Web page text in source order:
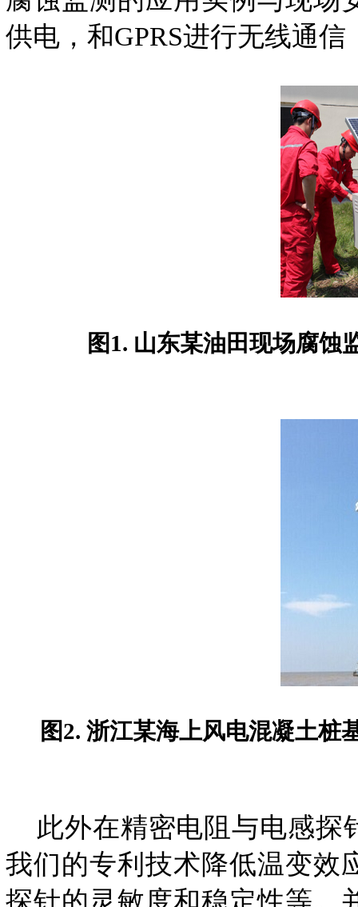
供电，和GPRS进行无线通
图1. 山东某油田现场腐蚀
图2. 浙江某海上风电混凝土桩
此外在精密电阻与电感探
我们的专利技术降低温变效
探针的灵敏度和稳定性等。